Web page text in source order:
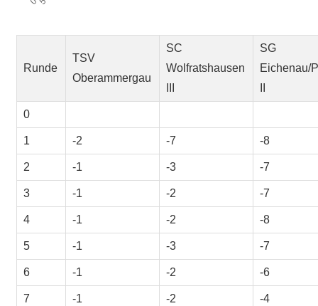
Runde
TSV
Oberammergau
SC
Wolfratshausen
SG
Eichenau/
0
1 -2 -7 -8
2 -1 -3 -7
3 -1 -2 -7
4 -1 -2 -8
5 -1 -3 -7
6 -1 -2 -6
7 -1 -2 -4